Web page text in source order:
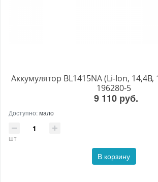
Аккумулятор BL1415NA (Li-Ion, 14,4В,
196280-5
9 110 руб.
Доступно:мало
шт
В корзину